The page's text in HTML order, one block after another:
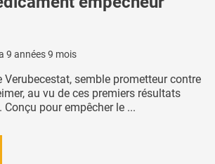
9 années 9 mois
Verubecestat, semble prometteur contre
au vu de ces premiers résultats
Conçu pour empêcher le ...